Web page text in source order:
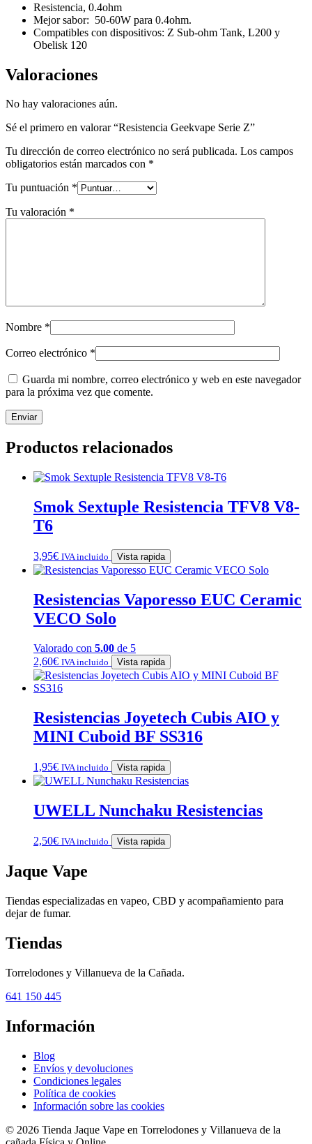
Resistencia, 0.4ohm
Mejor sabor: 50-60W para 0.4ohm.
Compatibles con dispositivos: Z Sub-ohm Tank, L200 y
Obelisk 120
Valoraciones
No hay valoraciones aún.
Sé el primero en valorar “Resistencia Geekvape Serie Z”
Tu dirección de correo electrónico no será publicada. Los campos
obligatorios están marcados con *
Tu puntuación *
Tu valoración *
Nombre *
Correo electrónico *
Guarda mi nombre, correo electrónico y web en este navegador
para la próxima vez que comente.
Productos relacionados
Smok Sextuple Resistencia TFV8 V8-
T6
3,95€ IVA incluido Vista rapida
Resistencias Vaporesso EUC Ceramic
VECO Solo
Valorado con 5.00 de 5
2,60€ IVA incluido Vista rapida
Resistencias Joyetech Cubis AIO y
MINI Cuboid BF SS316
1,95€ IVA incluido Vista rapida
UWELL Nunchaku Resistencias
2,50€ IVA incluido Vista rapida
Jaque Vape
Tiendas especializadas en vapeo, CBD y acompañamiento para
dejar de fumar.
Tiendas
Torrelodones y Villanueva de la Cañada.
641 150 445
Información
Blog
Envíos y devoluciones
Condiciones legales
Política de cookies
Información sobre las cookies
© 2026 Tienda Jaque Vape en Torrelodones y Villanueva de la